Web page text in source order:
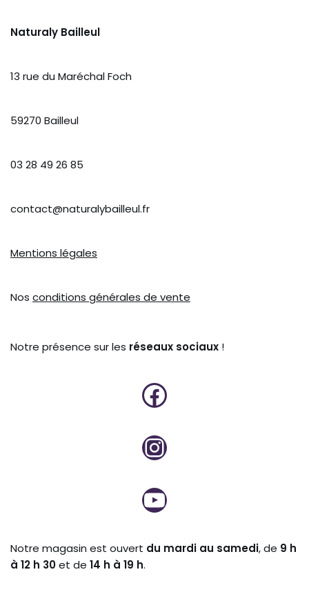
Naturaly Bailleul
13 rue du Maréchal Foch
59270 Bailleul
03 28 49 26 85
contact@naturalybailleul.fr
Mentions légales
Nos conditions générales de vente
Notre présence sur les réseaux sociaux !
Notre magasin est ouvert du mardi au samedi, de 9 h
à 12 h 30et de 14 h à 19 h.